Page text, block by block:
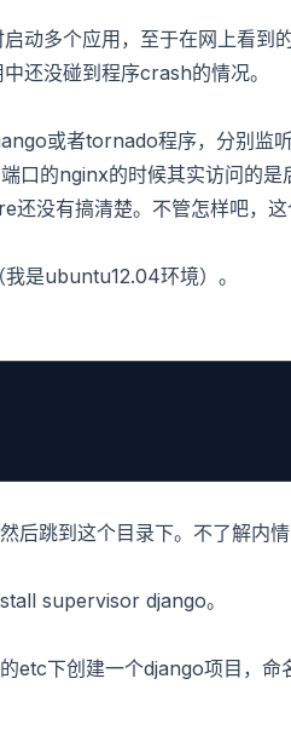
动多个应用，至于在网上看到
还没碰到程序crash的情况。
或者tornado程序，分别监
口的nginx的时候其实访问的
没有搞清楚。不管怎样吧，这
是ubuntu12.04环境）。
跳到这个目录下。不了解内情
supervisor django。
etc下创建一个django项目，